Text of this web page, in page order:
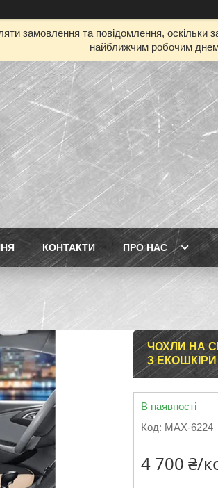
замовлення та повідомлення, оскільки
найближчим робочим
КОНТАКТИ ПРО НАС
ЧОХЛИ НА
З
В наявності
Код: MAX-6224
4 700 ₴/